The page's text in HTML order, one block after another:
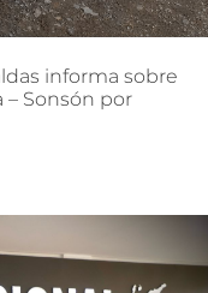
informa sobre
– Sonsón por